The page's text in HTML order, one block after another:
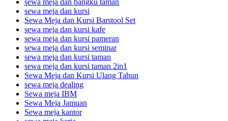
sewa meja dan bangku taman
sewa meja dan kursi
Sewa Meja dan Kursi Barstool Set
sewa meja dan kursi kafe
sewa meja dan kursi pameran
sewa meja dan kursi seminar
sewa meja dan kursi taman
sewa meja dan kursi taman 2in1
Sewa Meja dan Kursi Ulang Tahun
sewa meja dealing
Sewa meja IBM
Sewa Meja Jamuan
Sewa meja kantor